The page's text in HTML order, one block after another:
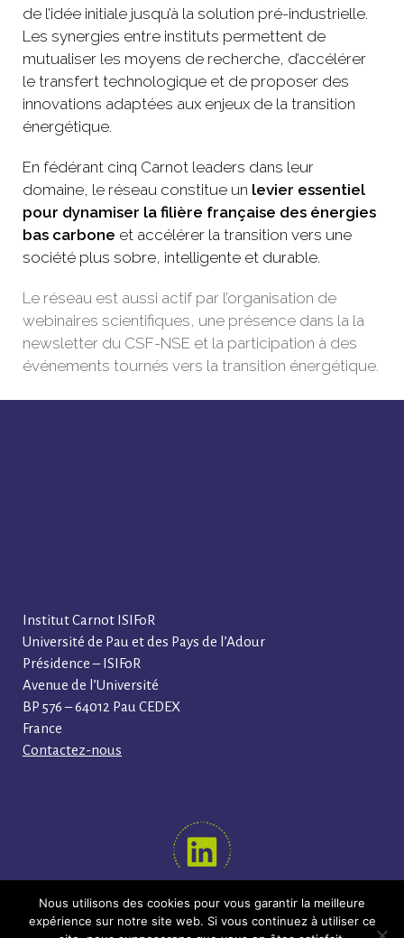
de l’idée initiale jusqu’à la solution pré-industrielle.
Les synergies entre instituts permettent de
mutualiser les moyens de recherche, d’accélérer
le transfert technologique et de proposer des
innovations adaptées aux enjeux de la transition
énergétique.
En fédérant cinq Carnot leaders dans leur
domaine, le réseau constitue un levier essentiel
pour dynamiser la filière française des énergies
bas carbone et accélérer la transition vers une
société plus sobre, intelligente et durable.
Le réseau est aussi actif par l’organisation de
webinaires scientifiques, une présence dans la la
newsletter du CSF-NSE et la participation à des
événements tournés vers la transition énergétique.
Institut Carnot ISIFoR
Université de Pau et des Pays de l’Adour
Présidence – ISIFoR
Avenue de l’Université
BP 576 – 64012 Pau CEDEX
France
Contactez-nous
SUIVEZ-NOUS !
Nous utilisons des cookies pour vous garantir la meilleure
expérience sur notre site web. Si vous continuez à utiliser ce